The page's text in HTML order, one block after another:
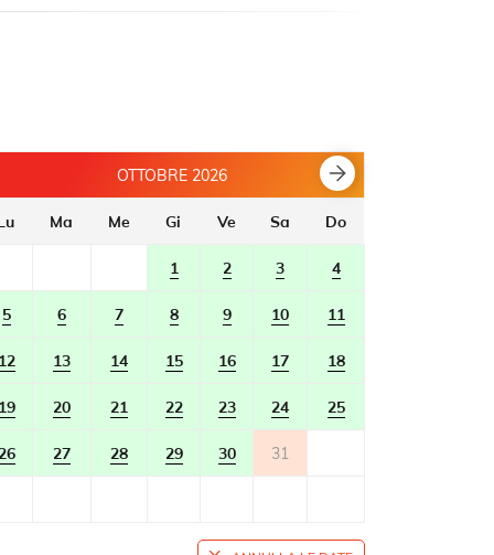
OTTOBRE 2026
Ma Me Gi Ve Sa Do
1 2 3 4
5 6 7 8 9 10 11
12 13 14 15 16 17 18
19 20 21 22 23 24 25
26 27 28 29 30 31